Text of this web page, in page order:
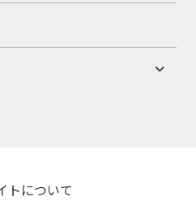
トについて